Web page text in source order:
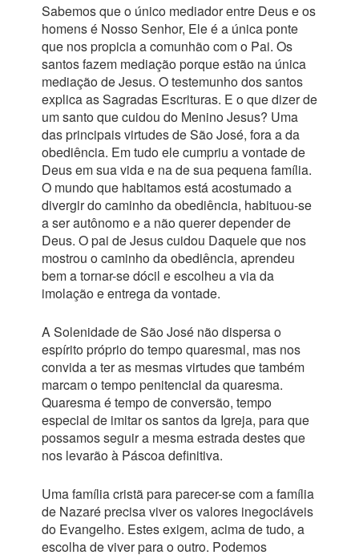
Sabemos que o único mediador entre Deus e os
homens é Nosso Senhor, Ele é a única ponte
que nos propicia a comunhão com o Pai. Os
santos fazem mediação porque estão na única
mediação de Jesus. O testemunho dos santos
explica as Sagradas Escrituras. E o que dizer de
um santo que cuidou do Menino Jesus? Uma
das principais virtudes de São José, fora a da
obediência. Em tudo ele cumpriu a vontade de
Deus em sua vida e na de sua pequena família.
O mundo que habitamos está acostumado a
divergir do caminho da obediência, habituou-se
a ser autônomo e a não querer depender de
Deus. O pai de Jesus cuidou Daquele que nos
mostrou o caminho da obediência, aprendeu
bem a tornar-se dócil e escolheu a via da
imolação e entrega da vontade.
A Solenidade de São José não dispersa o
espírito próprio do tempo quaresmal, mas nos
convida a ter as mesmas virtudes que também
marcam o tempo penitencial da quaresma.
Quaresma é tempo de conversão, tempo
especial de imitar os santos da Igreja, para que
possamos seguir a mesma estrada destes que
nos levarão à Páscoa definitiva.
Uma família cristã para parecer-se com a família
de Nazaré precisa viver os valores inegociáveis
do Evangelho. Estes exigem, acima de tudo, a
escolha de viver para o outro. Podemos